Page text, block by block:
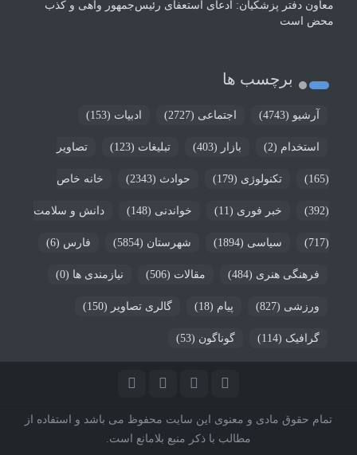
معاون دفتر پزشکیان: ادعای استعفای رئیس‌جمهور واهی و کذب
محض است
برچسب ها
آرشیو (4743) اجتماعی (2727) ادبیات (153)
استخدام (2) بازار (403) تبلیغات (123) تصاویر
(165) تکنولوژی (179) حوادث (2343) خانه خاص
(392) خبر فوری (11) خواندنی (148) دانش و سلامت
(717) سیاسی (1894) شهرستان (5854) فارس (6)
فرهنگی هنری (484) مقالات (506) نیازمندی ها (0)
ورزشی (827) پیام (18) گالری تصاویر (150)
گرافیک (114) گوناگون (53)
تمام حقوق مادی و معنوی این سایت محفوظ می باشد و استفاده از
مطالب با ذکر منبع بلامانع است.